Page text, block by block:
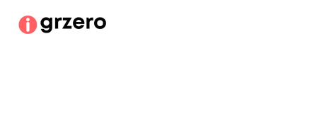
para